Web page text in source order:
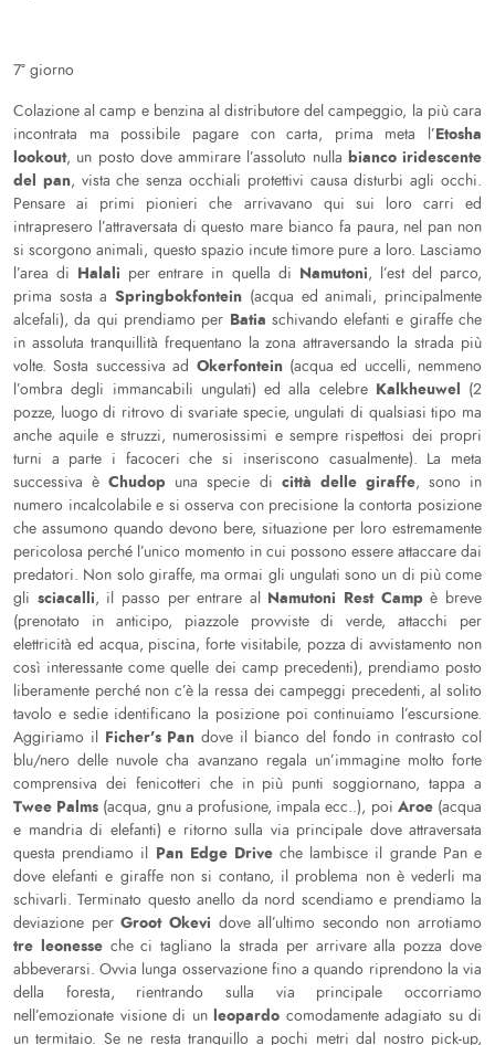
7° giorno
Colazione al camp e benzina al distributore del campeggio, la più cara
incontrata ma possibile pagare con carta, prima meta l’Etosha
lookout, un posto dove ammirare l’assoluto nulla bianco iridescente
del pan, vista che senza occhiali protettivi causa disturbi agli occhi.
Pensare ai primi pionieri che arrivavano qui sui loro carri ed
intrapresero l’attraversata di questo mare bianco fa paura, nel pan non
si scorgono animali, questo spazio incute timore pure a loro. Lasciamo
l’area di Halali per entrare in quella di Namutoni, l’est del parco,
prima sosta aSpringbokfontein (acqua ed animali, principalmente
alcefali), da qui prendiamo per Batia schivando elefanti e giraffe che
in assoluta tranquillità frequentano la zona attraversando la strada più
volte. Sosta successiva ad Okerfontein (acqua ed uccelli, nemmeno
l’ombra degli immancabili ungulati) ed alla celebre Kalkheuwel (2
pozze, luogo di ritrovo di svariate specie, ungulati di qualsiasi tipo ma
anche aquile e struzzi, numerosissimi e sempre rispettosi dei propri
turni a parte i facoceri che si inseriscono casualmente). La meta
successiva èChudop una specie di città delle giraffe, sono in
numero incalcolabile e si osserva con precisione la contorta posizione
che assumono quando devono bere, situazione per loro estremamente
pericolosa perché l’unico momento in cui possono essere attaccare dai
predatori. Non solo giraffe, ma ormai gli ungulati sono un di più come
gli sciacalli, il passo per entrare al Namutoni Rest Campè breve
(prenotato in anticipo, piazzole provviste di verde, attacchi per
elettricità ed acqua, piscina, forte visitabile, pozza di avvistamento non
così interessante come quelle dei camp precedenti), prendiamo posto
liberamente perché non c’è la ressa dei campeggi precedenti, al solito
tavolo e sedie identificano la posizione poi continuiamo l’escursione.
Aggiriamo il Ficher’s Pan dove il bianco del fondo in contrasto col
blu/nero delle nuvole cha avanzano regala un’immagine molto forte
comprensiva dei fenicotteri che in più punti soggiornano, tappa a
Twee Palms (acqua, gnu a profusione, impala ecc..), poi Aroe(acqua
e mandria di elefanti) e ritorno sulla via principale dove attraversata
questa prendiamo il Pan Edge Driveche lambisce il grande Pan e
dove elefanti e giraffe non si contano, il problema non è vederli ma
schivarli. Terminato questo anello da nord scendiamo e prendiamo la
deviazione perGroot Okevi dove all’ultimo secondo non arrotiamo
tre leonesseche ci tagliano la strada per arrivare alla pozza dove
abbeverarsi. Ovvia lunga osservazione fino a quando riprendono la via
della foresta, rientrando sulla via principale occorriamo
nell’emozionate visione di un leopardo comodamente adagiato su di
un termitaio. Se ne resta tranquillo a pochi metri dal nostro pick-up,